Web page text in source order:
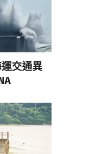
交通異